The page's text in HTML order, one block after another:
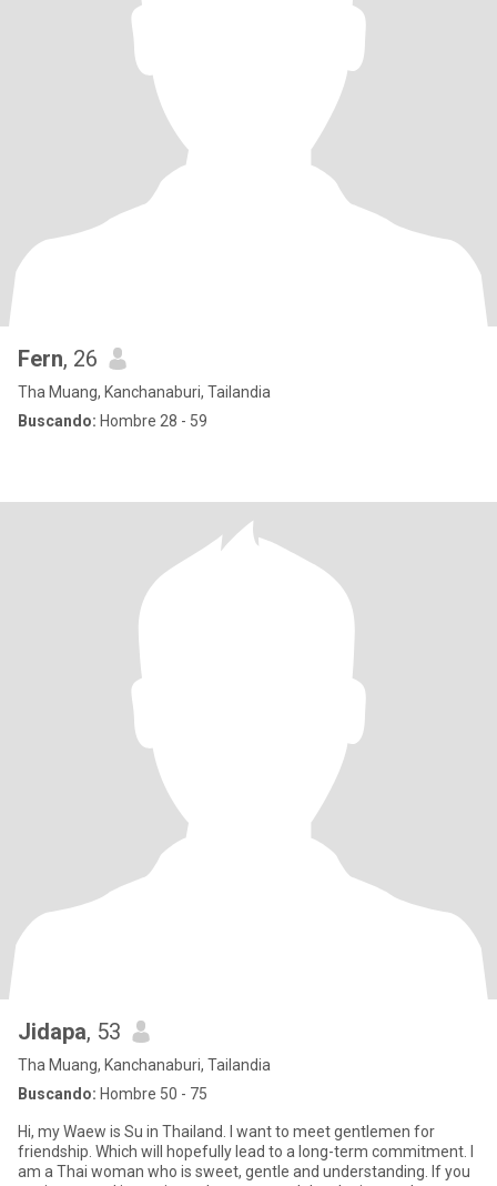
Fern, 26
Tha Muang, Kanchanaburi, Tailandia
Buscando: Hombre 28 - 59
Jidapa, 53
Tha Muang, Kanchanaburi, Tailandia
Buscando: Hombre 50 - 75
Hi, my Waew is Su in Thailand. I want to meet gentlemen for
friendship. Which will hopefully lead to a long-term commitment. I
am a Thai woman who is sweet, gentle and understanding. If you